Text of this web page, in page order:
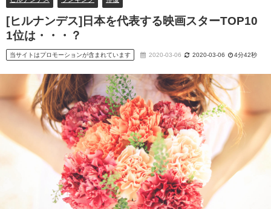
[ヒルナンデス]日本を代表する映画スターTOP10
1位は・・・？
当サイトはプロモーションが含まれています 2020-03-06 2020-03-06 4分42秒